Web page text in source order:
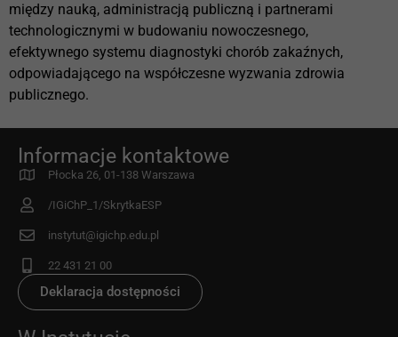
między nauką, administracją publiczną i partnerami
technologicznymi w budowaniu nowoczesnego,
efektywnego systemu diagnostyki chorób zakaźnych,
odpowiadającego na współczesne wyzwania zdrowia
publicznego.
Informacje kontaktowe
Płocka 26, 01-138 Warszawa
/IGiChP_1/SkrytkaESP
instytut@igichp.edu.pl
22 431 21 00
Deklaracja dostępności